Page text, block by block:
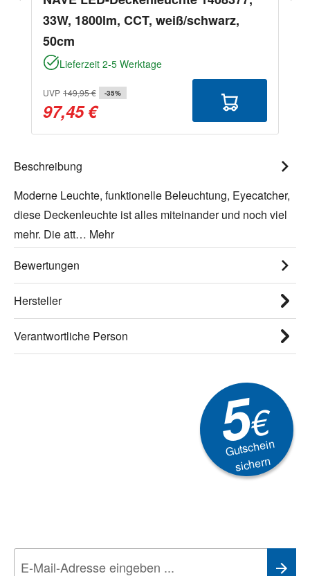
33W, 1800lm, CCT, weiß/schwarz,
50cm
Lieferzeit 2-5 Werktage
UVP 149,95 € -35%
97,45 €
Beschreibung
Moderne Leuchte, funktionelle Beleuchtung, Eyecatcher,
diese Deckenleuchte ist alles miteinander und noch viel
mehr. Die att… Mehr
Bewertungen
Hersteller
Verantwortliche Person
5€
Gutschein
sichern